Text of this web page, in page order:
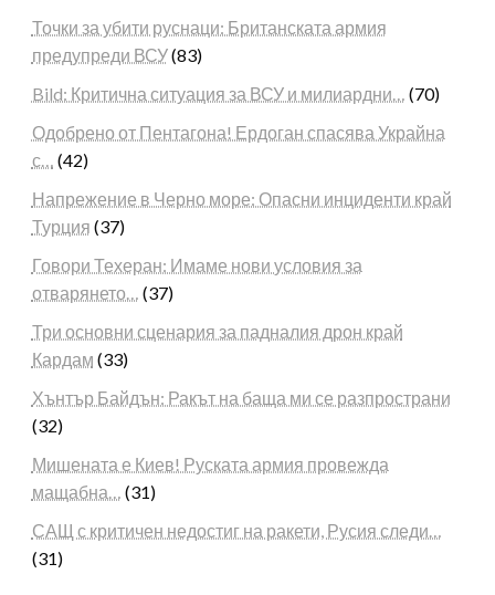
Точки за убити руснаци: Британската армия
предупреди ВСУ(83)
Bild: Критична ситуация за ВСУ и милиардни… (70)
Одобрено от Пентагона! Ердоган спасява Украйна
с… (42)
Напрежение в Черно море: Опасни инциденти край
Турция (37)
Говори Техеран: Имаме нови условия за
отварянето… (37)
Три основни сценария за падналия дрон край
Кардам (33)
Хънтър Байдън: Ракът на баща ми се разпространи
(32)
Мишената е Киев! Руската армия провежда
мащабна… (31)
САЩ с критичен недостиг на ракети, Русия следи…
(31)